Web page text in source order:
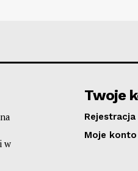
w
Twoje
Rejestracja
Moje konto